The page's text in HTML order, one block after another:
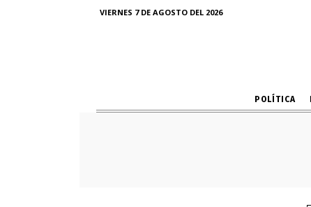
VIERNES 7 DE AGOSTO DEL 2026
POLÍTICA